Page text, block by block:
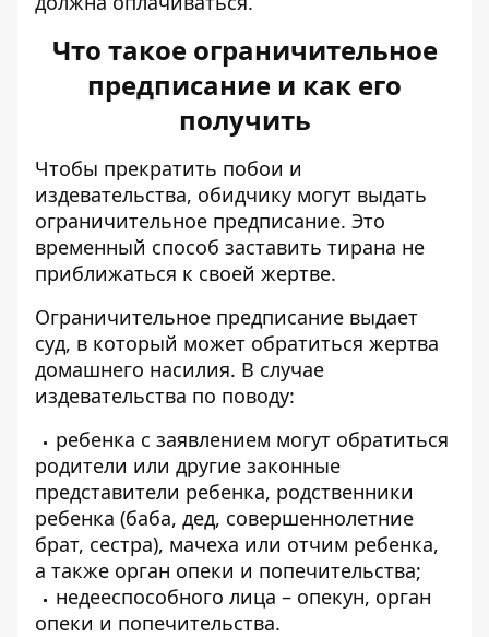
Что такое ограничительное
предписание и как его
получить
Чтобы прекратить побои и
издевательства, обидчику могут выдать
ограничительное предписание. Это
временный способ заставить тирана не
приближаться к своей жертве.
Ограничительное предписание выдает
суд, в который может обратиться жертва
домашнего насилия. В случае
издевательства по поводу:
ребенка с заявлением могут обратиться
родители или другие законные
представители ребенка, родственники
ребенка (баба, дед, совершеннолетние
брат, сестра), мачеха или отчим ребенка,
а также орган опеки и попечительства;
недееспособного лица – опекун, орган
опеки и попечительства.